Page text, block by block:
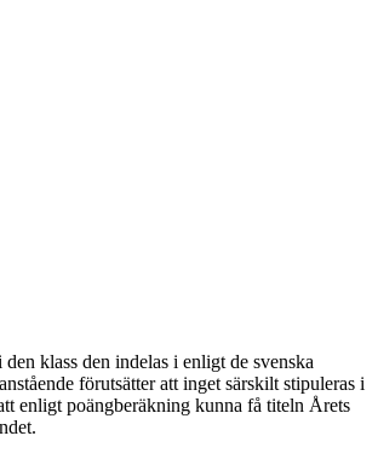
klass den indelas i enligt de svenska
förutsätter att inget särskilt stipuleras i
enligt poängberäkning kunna få titeln Årets